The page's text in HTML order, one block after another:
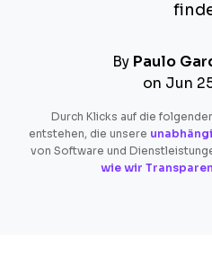
By Paulo
on Jun
Durch Klicks auf die
entstehen, die unsere
von Software und
wie wir